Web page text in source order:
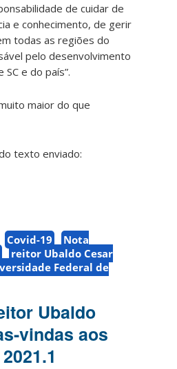
de cuidar de
e conhecimento, de gerir
todas as regiões do
pelo desenvolvimento
e do país”.
maior do que
texto enviado:
Covid-19
Nota
reitor Ubaldo Cesar
Federal de
Ubaldo
vindas aos